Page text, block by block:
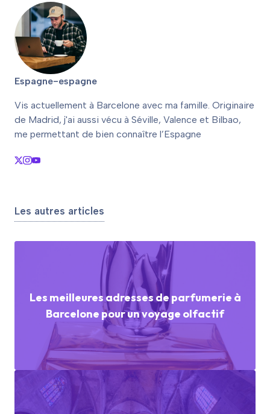
Espagne-espagne
Vis actuellement à Barcelone avec ma famille. Originaire
de Madrid, j'ai aussi vécu à Séville, Valence et Bilbao,
me permettant de bien connaître l’Espagne
Les autres articles
Les meilleures adresses de parfumerie à
Barcelone pour un voyage olfactif